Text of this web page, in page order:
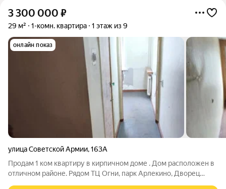
3 300 000 ₽
29 м² 1-комн. квартира 1 этаж из 9
онлайн показ
улица Советской Армии,163А
Продам 1 ком квартиру в кирпичном доме . Дом расположен в
отличном районе. Рядом ТЦ Огни, парк Арлекино, Дворец